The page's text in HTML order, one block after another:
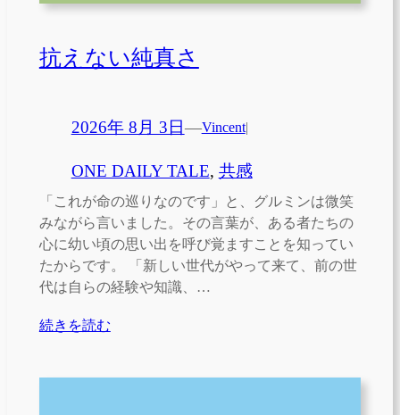
抗えない純真さ
2026年 8月 3日—Vincent|
ONE DAILY TALE, 共感
「これが命の巡りなのです」と、グルミンは微笑
みながら言いました。その言葉が、ある者たちの
心に幼い頃の思い出を呼び覚ますことを知ってい
たからです。 「新しい世代がやって来て、前の世
代は自らの経験や知識、…
続きを読む